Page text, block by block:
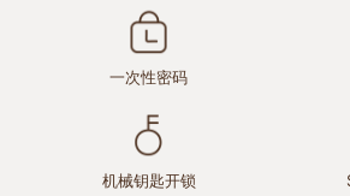
一次性密码
机械钥匙开锁